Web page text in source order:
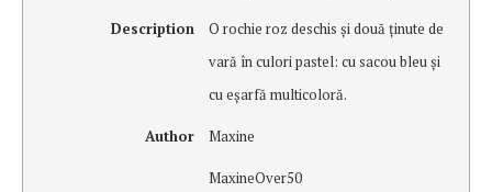
Description
O rochie roz deschis şi două ţinute de
vară în culori pastel: cu sacou bleu şi
cu eşarfă multicoloră.
Author Maxine
MaxineOver50